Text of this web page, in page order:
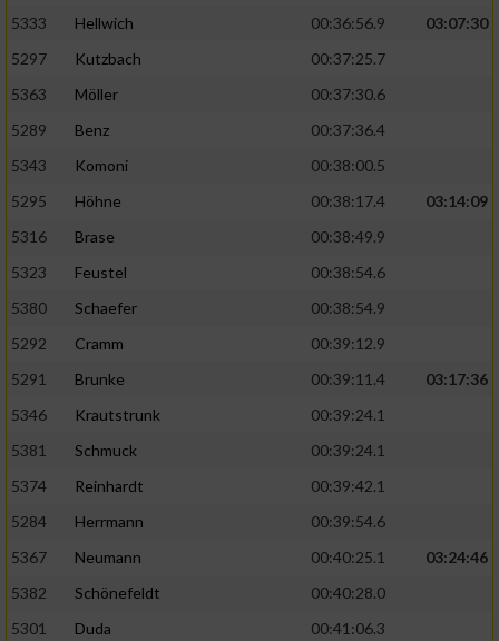
5333
Hellwich 00:36:56.9
03:07:30
5297
Kutzbach
00:37:25.7
5363
Möller
00:37:30.6
5289
Benz
00:37:36.4
5343
Komoni
00:38:00.5
5295
Höhne 00:38:17.4
03:14:09
5316
Brase
00:38:49.9
5323
Feustel
00:38:54.6
5380
Schaefer
00:38:54.9
5292
Cramm
00:39:12.9
5291
Brunke 00:39:11.4
03:17:36
5346
Krautstrunk
00:39:24.1
5381
Schmuck
00:39:24.1
5374
Reinhardt
00:39:42.1
5284
Herrmann
00:39:54.6
5367
Neumann 00:40:25.1
03:24:46
5382
Schönefeldt
00:40:28.0
5301
Duda 00:41:06.3